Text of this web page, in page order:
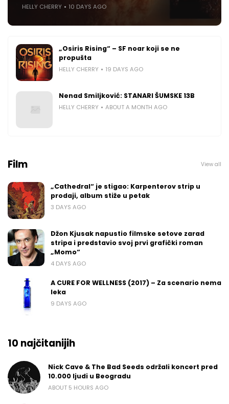
HELLY CHERRY 10 DAYS AGO
„Osiris Rising“ – SF noar koji se ne
propušta
HELLY CHERRY 19 DAYS AGO
Nenad Smiljković: STANARI ŠUMSKE 13B
HELLY CHERRY ABOUT A MONTH AGO
Film View all
„Cathedral“ je stigao: Karpenterov strip u
prodaji, album stiže u petak
3 DAYS AGO
Džon Kjusak napustio filmske setove zarad
stripa i predstavio svoj prvi grafički roman
„Momo“
4 DAYS AGO
A CURE FOR WELLNESS (2017) – Za scenario nema
leka
9 DAYS AGO
10 najčitanijih
Nick Cave & The Bad Seeds održali koncert pred
10.000 ljudi u Beogradu
ABOUT 5 HOURS AGO